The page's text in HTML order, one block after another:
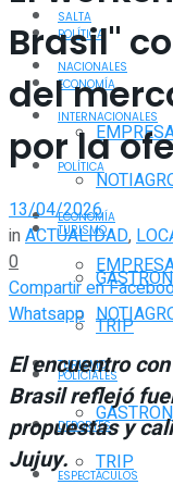
POLÍTICA
ECONOMÍA
TURISMO
TRIP
POLICIALES
DEPORTES
ESPECTÁCULOS
SALTA
NACIONALES
INTERNACIONALES
POLÍTICA
ECONOMÍA
TURISMO
TRIP
Brasil"
del
por la
13/04/2026
inACTUALIDAD,
0
Compartir en
Whatsapp
El encuentro
Brasil reflejó
propuestas y
Jujuy.